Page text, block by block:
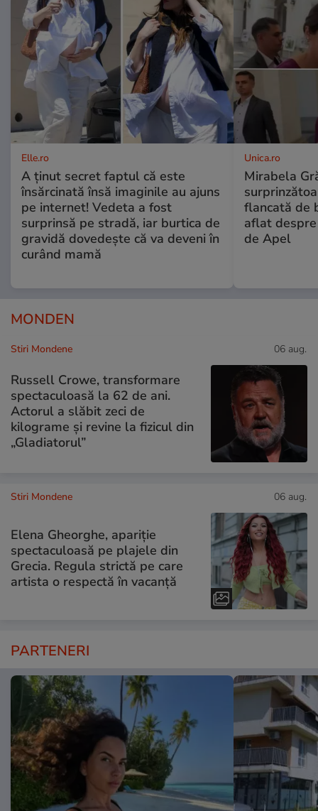
Elle.ro
A ținut secret faptul că este
însărcinată însă imaginile au ajuns
pe internet! Vedeta a fost
surprinsă pe stradă, iar burtica de
gravidă dovedește că va deveni în
curând mamă
Unica.ro
Mirabela
flancată de
aflat
de Apel
MONDEN
Stiri Mondene 06 aug.
Russell Crowe, transformare
spectaculoasă la 62 de ani.
Actorul a slăbit zeci de
kilograme și revine la fizicul din
„Gladiatorul”
Stiri Mondene 06 aug.
Elena Gheorghe, apariție
spectaculoasă pe plajele din
Grecia. Regula strictă pe care
artista o respectă în vacanță
PARTENERI